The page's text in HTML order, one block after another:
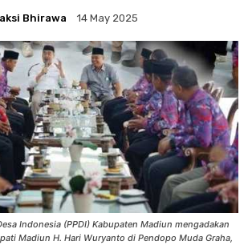
Bhirawa 14 May 2025
Indonesia (PPDI) Kabupaten Madiun mengadakan
Madiun H. Hari Wuryanto di Pendopo Muda Graha,